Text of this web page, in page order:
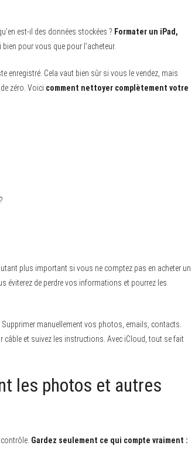
est-il des données stockées ? Formater un iPad,
pour vous que pour l’acheteur.
enregistré. Cela vaut bien sûr si vous le vendez, mais
zéro. Voici comment nettoyer complètement votre
plus important si vous ne comptez pas en acheter un
éviterez de perdre vos informations et pourrez les
manuellement vos photos, emails, contacts.
câble et suivez les instructions. Avec iCloud, tout se fait
les photos et autres
Gardez seulement ce qui compte vraiment :